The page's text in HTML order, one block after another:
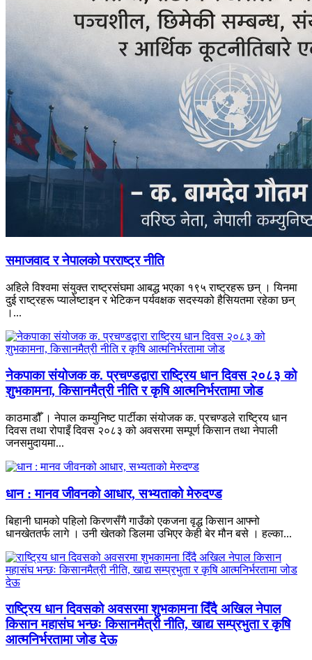
समाजवाद र नेपालको परराष्ट्र नीति
अहिले विश्वमा संयुक्त राष्ट्रसंघमा आबद्ध भएका १९५ राष्ट्रहरू छन् । यिनमा
दुई राष्ट्रहरू प्यालेष्टाइन र भेटिकन पर्यवक्षक सदस्यको हैसियतमा रहेका छन्
।...
नेकपाका संयोजक क. प्रचण्डद्वारा राष्ट्रिय धान दिवस २०८३ को
शुभकामना, किसानमैत्री नीति र कृषि आत्मनिर्भरतामा जोड
काठमाडौँ । नेपाल कम्युनिष्ट पार्टीका संयोजक क. प्रचण्डले राष्ट्रिय धान
दिवस तथा रोपाइँ दिवस २०८३ को अवसरमा सम्पूर्ण किसान तथा नेपाली
जनसमुदायमा...
धान : मानव जीवनको आधार, सभ्यताको मेरुदण्ड
बिहानी घामको पहिलो किरणसँगै गाउँको एकजना वृद्ध किसान आफ्नो
धानखेततर्फ लागे । उनी खेतको डिलमा उभिएर केही बेर मौन बसे । हल्का...
राष्ट्रिय धान दिवसको अवसरमा शुभकामना दिँदै अखिल नेपाल
किसान महासंघ भन्छः किसानमैत्री नीति, खाद्य सम्प्रभुता र कृषि
आत्मनिर्भरतामा जोड देऊ